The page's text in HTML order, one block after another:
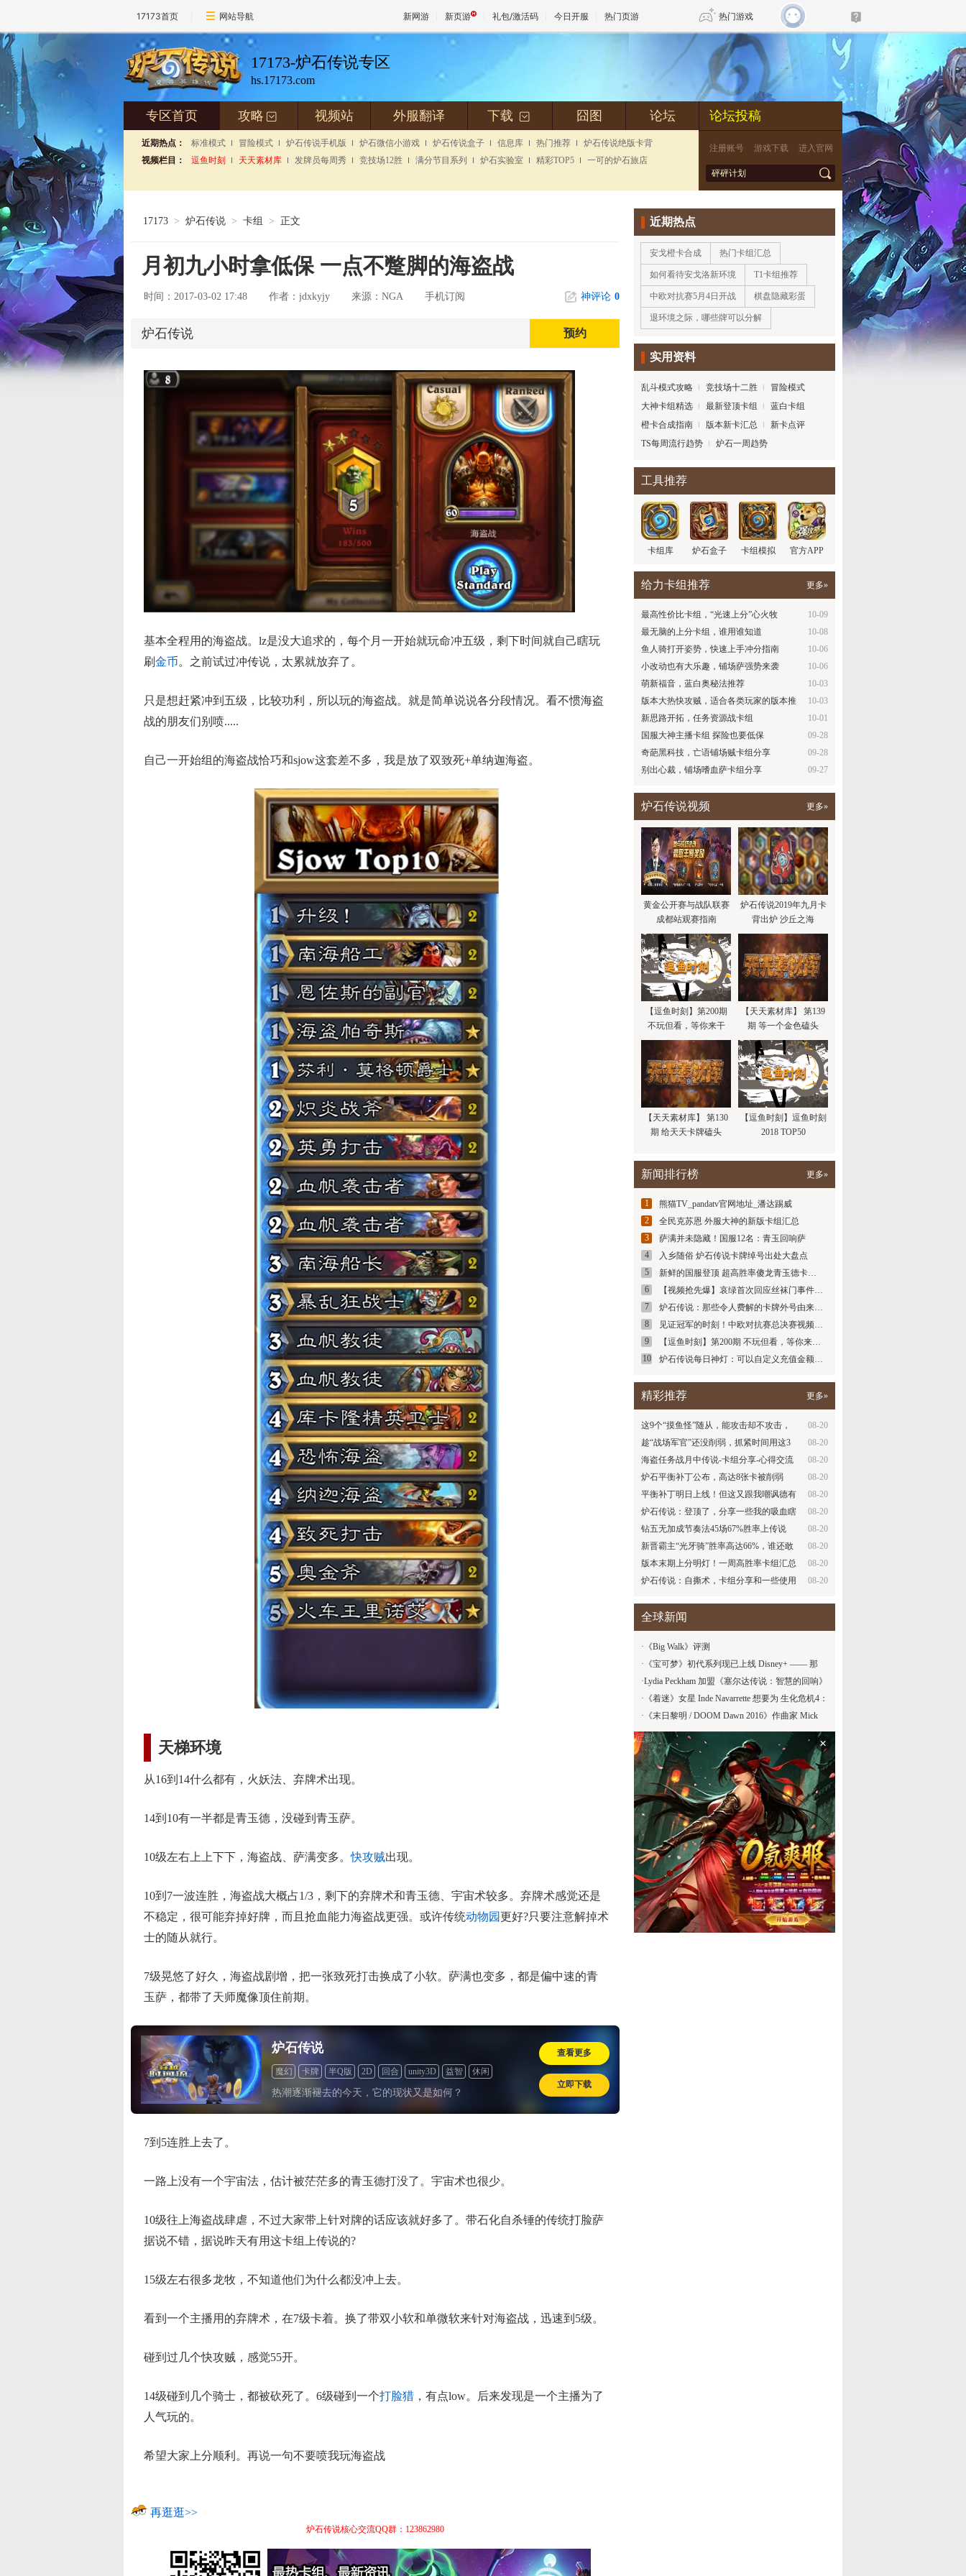
17173首页 网站导航 新网游 新页游 礼包/激活码 今日开服 热门页游 热门游戏
魔兽 传奇4
天堂 剑网3旗舰版 新天龙八部
新仙侠5
17173-炉石传说专区
hs.17173.com
专区首页 攻略 + 视频站 外服翻译 下载 + 囧图 论坛
近期热点： 标准模式 冒险模式 炉石传说手机版 炉石微信小游戏 炉石传说盒子 信息库 热门推荐
炉石传说绝版卡背
视频栏目：
逗鱼时刻 天天素材库 发牌员每周秀 竞技场12胜 满分节目系列 炉石实验室 精彩TOP5 一可的炉石旅店
论坛投稿
注册账号 游戏下载 进入官网
*
17173 > 炉石传说 > 卡组 > 正文
月初九小时拿低保 一点不蹩脚的海盗战
时间：2017-03-02 17:48 作者： jdxkyjy 来源： NGA 手机订阅 神评论 0
炉石传说 预约
基本全程用的海盗战。lz是没大追求的，每个月一开始就玩命冲五级，剩下时间就自己瞎玩
刷金币。之前试过冲传说，太累就放弃了。
只是想赶紧冲到五级，比较功利，所以玩的海盗战。就是简单说说各分段情况。看不惯海盗
战的朋友们别喷.....
自己一开始组的海盗战恰巧和sjow这套差不多，我是放了双致死+单纳迦海盗。
天梯环境
从16到14什么都有，火妖法、弃牌术出现。
14到10有一半都是青玉德，没碰到青玉萨。
10级左右上上下下，海盗战、萨满变多。快攻贼出现。
10到7一波连胜，海盗战大概占1/3，剩下的弃牌术和青玉德、宇宙术较多。弃牌术感觉还是
不稳定，很可能弃掉好牌，而且抢血能力海盗战更强。或许传统动物园更好?只要注意解掉术
士的随从就行。
7级晃悠了好久，海盗战剧增，把一张致死打击换成了小软。萨满也变多，都是偏中速的青
玉萨，都带了天师魔像顶住前期。
炉石传说
魔幻 卡牌 半Q版 2D 回合 unity3D 益智
休闲
道具收费
热潮逐渐褪去的今天，它的现状又是如何？
查看更多
立即下载
7到5连胜上去了。
一路上没有一个宇宙法，估计被茫茫多的青玉德打没了。宇宙术也很少。
10级往上海盗战肆虐，不过大家带上针对牌的话应该就好多了。带石化自杀锤的传统打脸萨
据说不错，据说昨天有用这卡组上传说的?
15级左右很多龙牧，不知道他们为什么都没冲上去。
看到一个主播用的弃牌术，在7级卡着。换了带双小软和单微软来针对海盗战，迅速到5级。
碰到过几个快攻贼，感觉55开。
14级碰到几个骑士，都被砍死了。6级碰到一个打脸猎 ，有点low。后来发现是一个主播为了
人气玩的。
希望大家上分顺利。再说一句不要喷我玩海盗战
再逛逛>>
炉石传说核心交流QQ群：123862980
近期热点
安戈橙卡合成 热门卡组汇总
如何看待安戈洛新环境 T1卡组推荐
中欧对抗赛5月4日开战 棋盘隐藏彩蛋
退环境之际，哪些牌可以分解
实用资料
乱斗模式攻略 竞技场十二胜
冒险模式
大神卡组精选
最新登顶卡组
蓝白卡组
橙卡合成指南
版本新卡汇总
新卡点评
TS每周流行趋势
炉石一周趋势
工具推荐
卡组库 炉石盒子 卡组模拟 官方APP
给力卡组推荐 更多»
10-09
最高性价比卡组，“光速上分”心火牧
10-08
最无脑的上分卡组，谁用谁知道
10-06
鱼人骑打开姿势，快速上手冲分指南
10-06
小改动也有大乐趣，铺场萨强势来袭
10-03
萌新福音，蓝白奥秘法推荐
10-03
版本大热快攻贼，适合各类玩家的版本推
荐
10-01
新思路开拓，任务资源战卡组
09-28
国服大神主播卡组 探险也要低保
09-28
奇葩黑科技，亡语铺场贼卡组分享
09-27
别出心裁，铺场嗜血萨卡组分享
炉石传说视频 更多»
黄金公开赛与战队联赛
成都站观赛指南
炉石传说2019年九月卡
背出炉 沙丘之海
【逗鱼时刻】第200期
不玩但看，等你来干
【天天素材库】 第139
期 等一个金色磕头
【天天素材库】 第130
期 给天天卡牌磕头
【逗鱼时刻】逗鱼时刻
2018 TOP50
新闻排行榜 更多»
1
熊猫TV_pandatv官网地址_潘达踢威
2
全民克苏恩 外服大神的新版卡组汇总
3
萨满并未隐藏！国服12名：青玉回响萨
4
入乡随俗 炉石传说卡牌绰号出处大盘点
5
新鲜的国服登顶 超高胜率傻龙青玉德卡…
6
【视频抢先爆】哀绿首次回应丝袜门事件…
7
炉石传说：那些令人费解的卡牌外号由来…
8
见证冠军的时刻！中欧对抗赛总决赛视频…
9
【逗鱼时刻】第200期 不玩但看，等你来…
10
炉石传说每日神灯：可以自定义充值金额…
精彩推荐 更多»
08-20
这9个“摸鱼怪”随从，能攻击却不攻击，
你…
08-20
趁“战场军官”还没削弱，抓紧时间用这3
套…
08-20
海盗任务战月中传说-卡组分享-心得交流
讨论…
08-20
炉石平衡补丁公布，高达8张卡被削弱
08-20
平衡补丁明日上线！但这又跟我嘲讽德有
什么…
08-20
炉石传说：登顶了，分享一些我的吸血瞎
经验…
08-20
钻五无加成节奏法45场67%胜率上传说
08-20
新晋霸主“光牙骑”胜率高达66%，谁还敢
嘲…
08-20
版本末期上分明灯！一周高胜率卡组汇总
08-20
炉石传说：自撕术，卡组分享和一些使用
全球新闻
· 《Big Walk》评测
· 《宝可梦》初代系列现已上线 Disney+ —— 那
么，其他剧集都去哪儿了？
·Lydia Peckham 加盟《塞尔达传说：智慧的回响》
电影演员阵容
· 《着迷》女星 Inde Navarrette 想要为 生化危机4：
重制版 角色配音
· 《末日黎明 / DOOM Dawn 2016》作曲家 Mick
Gordon 将首次在音乐节现场演出该作原声带
×